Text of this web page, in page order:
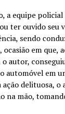
a equipe
ter ouvido seu
sendo
ocasião em que,
autor,
automóvel em
delituosa, o
na mão,